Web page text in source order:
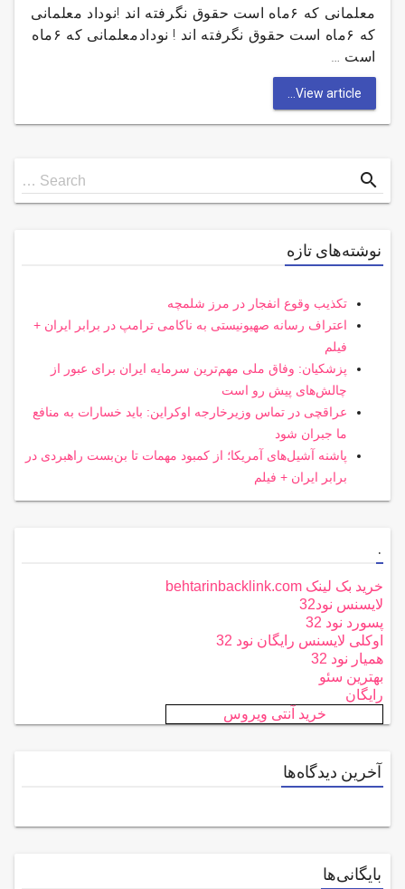
معلمانی که ۶ماه است حقوق نگرفته اند !نوداد معلمانی
که ۶ماه است حقوق نگرفته اند ! نودادمعلمانی که ۶ماه
است …
View article...
Search
for
Search … search
نوشته‌های تازه
تکذیب وقوع انفجار در مرز شلمچه
اعتراف رسانه صهیونیستی به ناکامی ترامپ در برابر ایران +
فیلم
پزشکیان: وفاق ملی مهم‌ترین سرمایه ایران برای عبور از
چالش‌های پیش رو است
عراقچی در تماس وزیرخارجه اوکراین: باید خسارات به منافع
ما جبران شود
پاشنه آشیل‌های آمریکا؛ از کمبود مهمات تا بن‌بست راهبردی در
برابر ایران + فیلم
.
خرید بک لینک behtarinbacklink.com
لایسنس نود32
پسورد نود 32
اوکلی لایسنس رایگان نود 32
همیار نود 32
بهترین سئو
رایگان
خرید آنتی ویروس
آخرین دیدگاه‌ها
بایگانی‌ها